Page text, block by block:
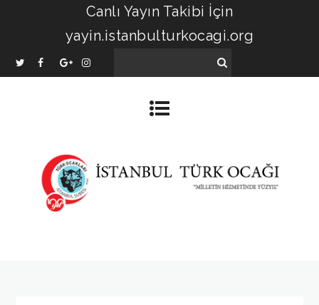
Canlı Yayın Takibi İçin
yayin.istanbulturkocagi.org